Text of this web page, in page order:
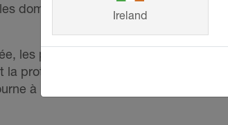
dommages dus à des
les profilés Schlüter Schlüter-
protection des chants dans les
à plein régime.
Ireland